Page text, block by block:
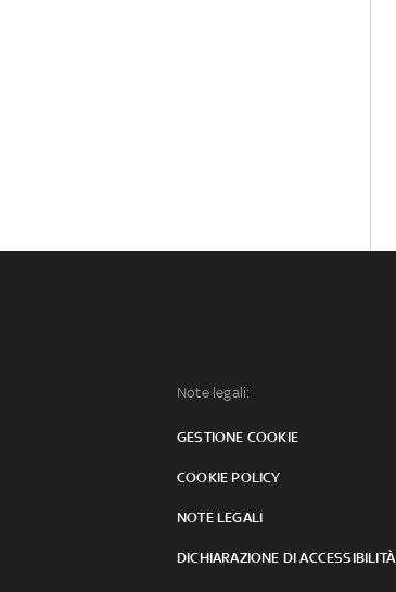
Note legali:
GESTIONE COOKIE
COOKIE POLICY
NOTE LEGALI
DICHIARAZIONE DI ACCESSIBILITÀ